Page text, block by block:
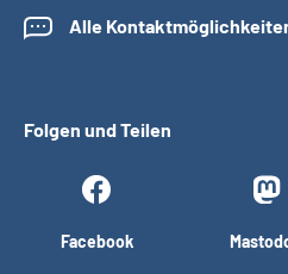
Alle
Folgen und Teilen
Facebook